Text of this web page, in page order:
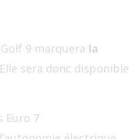
9 marquera la
sera donc disponible
Euro 7